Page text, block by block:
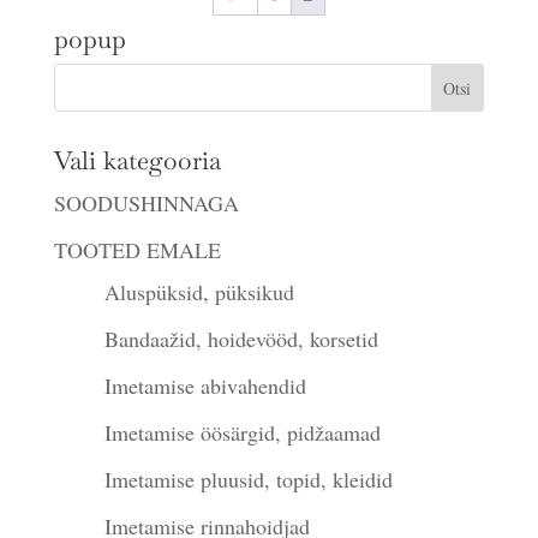
popup
Vali kategooria
SOODUSHINNAGA
TOOTED EMALE
Aluspüksid, püksikud
Bandaažid, hoidevööd, korsetid
Imetamise abivahendid
Imetamise öösärgid, pidžaamad
Imetamise pluusid, topid, kleidid
Imetamise rinnahoidjad